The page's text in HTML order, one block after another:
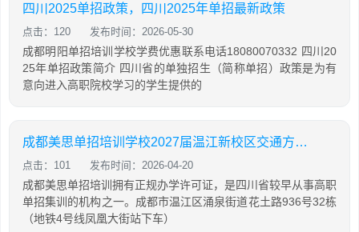
四川2025单招政策，四川2025年单招最新政策
点击：120 发布时间：2026-05-30
成都明阳单招培训学校学费优惠联系电话18080070332 四川20
25年单招政策简介 四川省的单独招生（简称单招）政策是为有
意向进入高职院校学习的学生提供的
成都美思单招培训学校2027届温江新校区交通方便吗
点击：101 发布时间：2026-04-20
成都美思单招培训拥有正规办学许可证，是四川省较早从事高职
单招集训的机构之一。成都市温江区涌泉街道花土路936号32栋
（地铁4号线凤凰大街站下车）